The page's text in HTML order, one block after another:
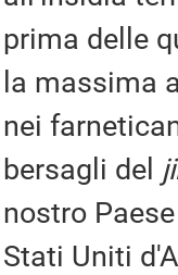
prima delle
la massima
nei
bersagli del
nostro
Stati Uniti